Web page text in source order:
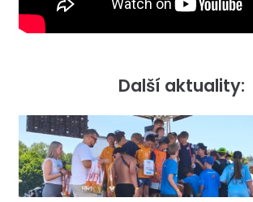
Další aktuality: